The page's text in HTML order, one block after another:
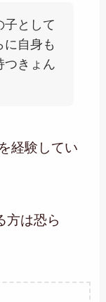
子として
に自身も
つきょん
経験してい
方は恐ら